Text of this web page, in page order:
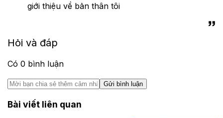
giới thiệu về bản thân tôi
Hỏi và đáp
Có 0 bình luận
Gửi bình luận
Bài viết liên quan